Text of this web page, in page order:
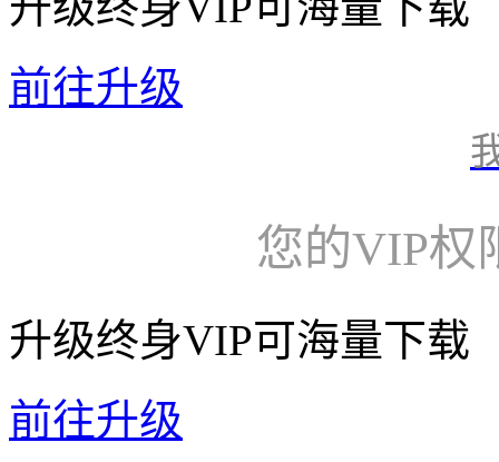
前往升级
您的VIP权
升级终身VIP可海量下载
前往升级